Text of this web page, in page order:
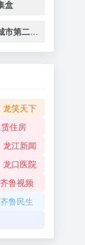
盒
聊城市第二人民医院
龙笑天下
住房
龙江新闻
龙口医院
齐鲁视频
齐鲁民生